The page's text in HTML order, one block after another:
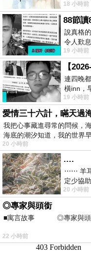
18 小時前
88節讀
說真格
令人歎
復...，
19 小時前
連四晚
橫inn，
看到工
19 小時前
愛情三十六計，瞞天過
我把心事藏進尋常的問候，
海底的潮汐知道，我的世界
20 小時前
….
⋯⋯ 羊耳
定少協
不是我
20 小時前
◎專家與頭銜
■寓言故事 ◎專家與頭
⊕潘文
之谷」裡——
22 小時前